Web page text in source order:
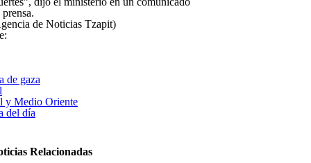
prensa.
de Noticias Tzapit)
de gaza
y Medio Oriente
del día
Relacionadas